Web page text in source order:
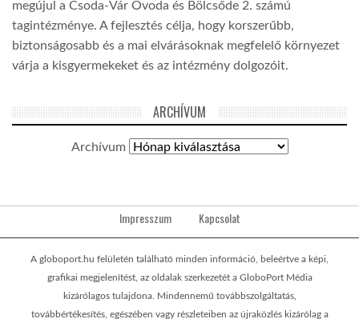
megújul a Csoda-Vár Óvoda és Bölcsőde 2. számú
tagintézménye. A fejlesztés célja, hogy korszerűbb,
biztonságosabb és a mai elvárásoknak megfelelő környezet
várja a kisgyermekeket és az intézmény dolgozóit.
ARCHÍVUM
Archívum
Impresszum Kapcsolat
A globoport.hu felületén található minden információ, beleértve a képi,
grafikai megjelenítést, az oldalak szerkezetét a GloboPort Média
kizárólagos tulajdona. Mindennemű továbbszolgáltatás,
továbbértékesítés, egészében vagy részleteiben az újraközlés kizárólag a